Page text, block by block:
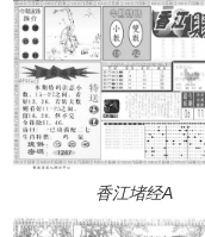
香江堵经A